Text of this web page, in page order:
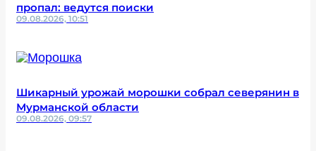
пропал: ведутся поиски
09.08.2026, 10:51
Шикарный урожай морошки собрал северянин в
Мурманской области
09.08.2026, 09:57